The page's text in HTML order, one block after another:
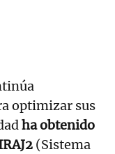
optimizar sus
ha obtenido
(Sistema